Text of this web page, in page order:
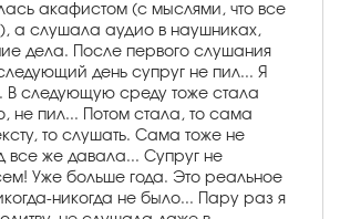
акафистом (с мыслями, что все
а слушала аудио в наушниках,
дела. После первого слушания
день супруг не пил... Я
В следующую среду тоже стала
не пил... Потом стала, то сама
то слушать. Сама тоже не
все же давала... Супруг не
Уже больше года. Это реальное
никогда не было... Пару раз я